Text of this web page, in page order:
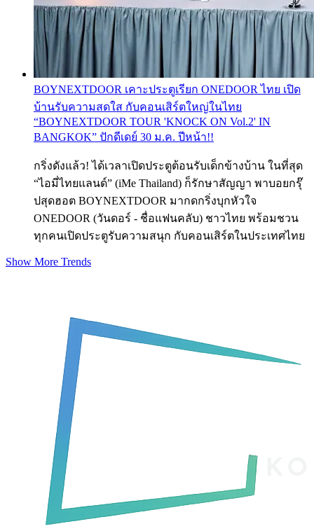
BOYNEXTDOOR เคาะประตูเรียก ONEDOOR ไทย เปิด
บ้านรับความสดใส กับคอนเสิร์ตใหญ่ในไทย
“BOYNEXTDOOR TOUR 'KNOCK ON Vol.2' IN
BANGKOK” ปักดีเดย์ 30 ม.ค. ปีหน้า!!
กริ่งดังแล้ว! ได้เวลาเปิดประตูต้อนรับเด็กข้างบ้าน ในที่สุด
“ไอมี่ไทยแลนด์” (iMe Thailand) ก็รักษาสัญญา พาบอยกรุ๊
ปสุดฮอต BOYNEXTDOOR มากดกริ่งบุกหัวใจ
ONEDOOR (วันดอร์ - ชื่อแฟนคลับ) ชาวไทย พร้อมชวน
ทุกคนเปิดประตูรับความสนุก กับคอนเสิร์ตในประเทศไทย
Show More Trends